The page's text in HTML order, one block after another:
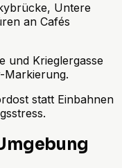
Untere
an Cafés
und Krieglergasse
statt Einbahnen